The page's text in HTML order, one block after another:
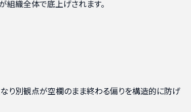
組織全体で底上げされます。
り別観点が空欄のまま終わる偏りを構造的に防げ